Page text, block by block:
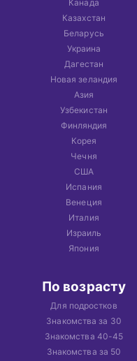
Канада
Казахстан
Беларусь
Украина
Дагестан
Новая зеландия
Азия
Узбекистан
Финляндия
Корея
Чечня
США
Испания
Венеция
Италия
Израиль
Япония
По возрасту
Для подростков
Знакомства за 30
Знакомства 40-45
Знакомства за 50